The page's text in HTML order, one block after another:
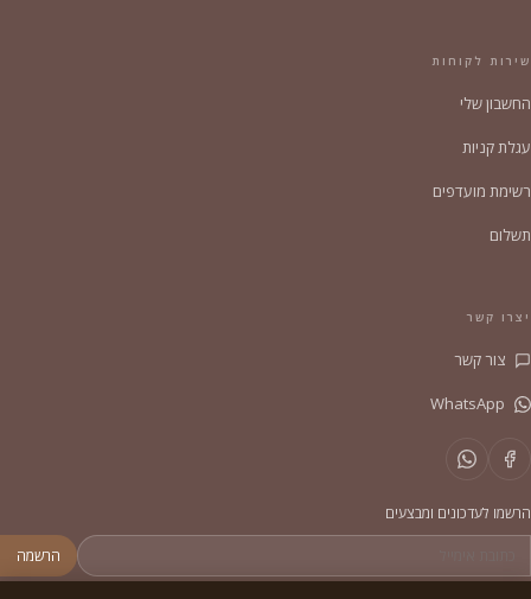
שירות לקוחות
החשבון שלי
עגלת קניות
רשימת מועדפים
תשלום
יצרו קשר
צור קשר
הרשמו לעדכונים ומבצעים
הרשמה